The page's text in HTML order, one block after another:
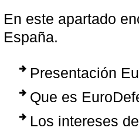
En este apartado
España.
Presentación
Que es
Los intereses